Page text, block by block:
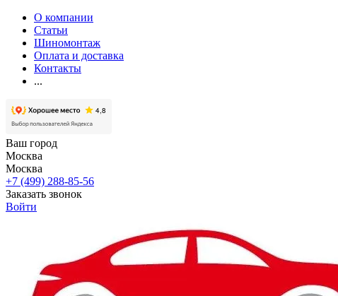
О компании
Статьи
Шиномонтаж
Оплата и доставка
Контакты
...
Ваш город
Москва
Москва
+7 (499) 288-85-56
Заказать звонок
Войти